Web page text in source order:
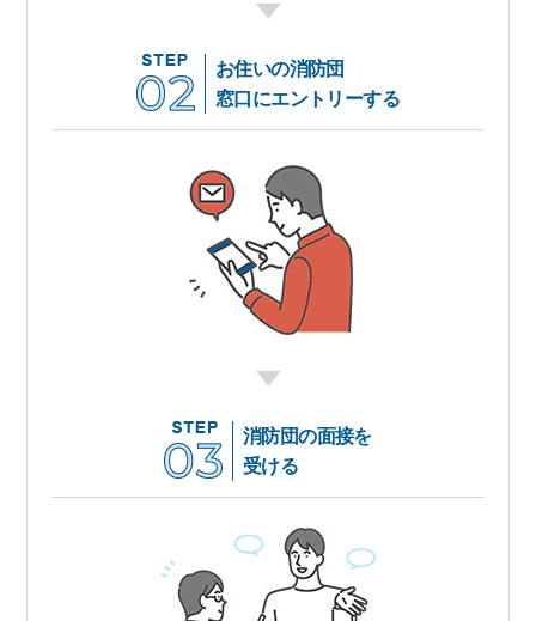
お住いの消防団
窓口にエントリーする
消防団の面接を
受ける